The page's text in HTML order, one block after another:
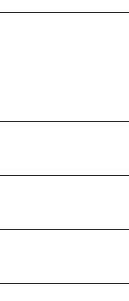
ソン)